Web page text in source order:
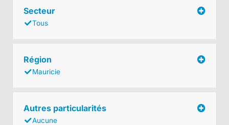
Secteur
Tous
Région
Mauricie
Autres particularités
Aucune